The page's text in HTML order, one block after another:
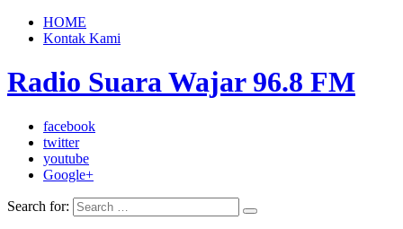
HOME
Kontak Kami
Radio Suara Wajar 96.8 FM
facebook
twitter
youtube
Google+
Search for: